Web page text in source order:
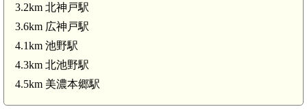
3.2km 北神戸駅
3.6km 広神戸駅
4.1km 池野駅
4.3km 北池野駅
4.5km 美濃本郷駅